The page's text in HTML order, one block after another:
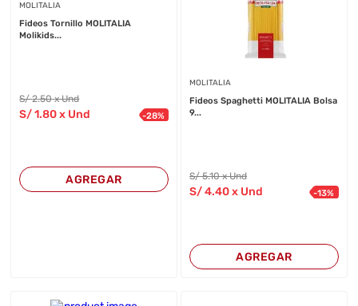
MOLITALIA
Fideos Tornillo MOLITALIA
Molikids...
S/2.50 x Und
S/1.80 x Und -28%
AGREGAR
MOLITALIA
Fideos Spaghetti MOLITALIA Bolsa
9...
S/5.10 x Und
S/4.40x Und -13%
AGREGAR